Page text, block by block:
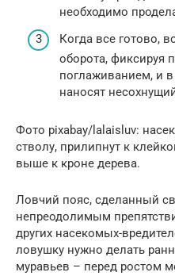
необходимо
Когда все готово,
оборота, фиксируя
поглаживанием, и в
наносят
Фото pixabay/lalaisluv:
стволу, прилипнут к
выше к кроне дерева.
Ловчий пояс, сделанный
непреодолимым
других насекомых-
ловушку нужно делать
муравьев – перед ростом